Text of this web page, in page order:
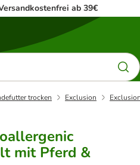
ab 39€
trocken Exclusion
mit Pferd &